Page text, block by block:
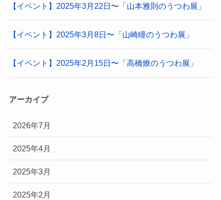
【イベント】2025年3月22日〜「山本雅則のうつわ展」
【イベント】2025年3月8日〜「山崎瞳のうつわ展」
【イベント】2025年2月15日〜「高橋燎のうつわ展」
アーカイブ
2026年7月
2025年4月
2025年3月
2025年2月